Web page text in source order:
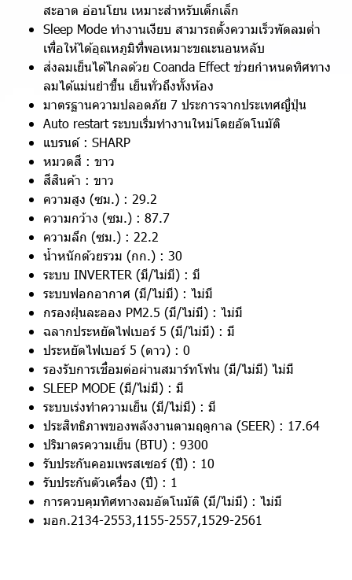
สะอาด อ่อนโยน เหมาะสำหรับเด็กเล็ก
Sleep Mode ทำงานเงียบ สามารถตั้งความเร็วพัดลมต่ำ
เพื่อให้ได้อุณหภูมิที่พอเหมาะขณะนอนหลับ
ส่งลมเย็นได้ไกลด้วย Coanda Effect ช่วยกำหนดทิศทาง
ลมได้แม่นยำขึ้น เย็นทั่วถึงทั้งห้อง
มาตรฐานความปลอดภัย 7 ประการจากประเทศญี่ปุ่น
Auto restart ระบบเริ่มทำงานใหม่โดยอัตโนมัติ
แบรนด์ : SHARP
หมวดสี : ขาว
สีสินค้า : ขาว
ความสูง (ซม.) : 29.2
ความกว้าง (ซม.) : 87.7
ความลึก (ซม.) : 22.2
น้ำหนักด้วยรวม (กก.) : 30
ระบบ INVERTER (มี/ไม่มี) : มี
ระบบฟอกอากาศ (มี/ไม่มี) : ไม่มี
กรองฝุ่นละออง PM2.5 (มี/ไม่มี) : ไม่มี
ฉลากประหยัดไฟเบอร์ 5 (มี/ไม่มี) : มี
ประหยัดไฟเบอร์ 5 (ดาว) : 0
รองรับการเชื่อมต่อผ่านสมาร์ทโฟน (มี/ไม่มี) ไม่มี
SLEEP MODE (มี/ไม่มี) : มี
ระบบเร่งทำความเย็น (มี/ไม่มี) : มี
ประสิทธิภาพของพลังงานตามฤดูกาล (SEER) : 17.64
ปริมาตรความเย็น (BTU) : 9300
รับประกันคอมเพรสเซอร์ (ปี) : 10
รับประกันตัวเครื่อง (ปี) : 1
การควบคุมทิศทางลมอัตโนมัติ (มี/ไม่มี) : ไม่มี
มอก.2134-2553,1155-2557,1529-2561